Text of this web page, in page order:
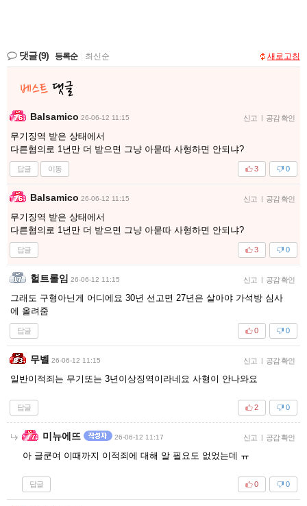
댓글(9) 등록순 최신순 새로고침
Balsamico 26-06-12 11:15 신고 | 공감 확인
무기징역 받은 상태에서
다른혐의로 1년만 더 받으면 그냥 아묻따 사형하면 안되냐?
답글 이동 0
3
Balsamico 26-06-12 11:15 신고 | 공감 확인
무기징역 받은 상태에서
다른혐의로 1년만 더 받으면 그냥 아묻따 사형하면 안되냐?
답글 0
3
헐트롤임 26-06-12 11:15 신고 | 공감 확인
그래도 구형아닌게 어디에요 30년 선고면 27년은 살아야 가석방 심사
에 올려줌
답글 0
0
무벨 26-06-12 11:15 신고 | 공감 확인
일반이적죄는 무기또는 3년이상징역이라네요 사형이 안나와요
답글 0
2
미뉴에뜨 26-06-12 11:17 신고 | 공감 확인
아 글쿤여 이때까지 이적죄에 대해 알 필요도 없었는데 ㅠ
답글 0
0